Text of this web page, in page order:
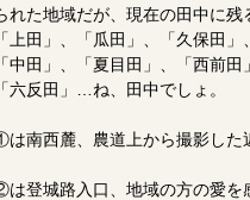
れた地域だが、現在の田中に
上田」、「瓜田」、「久保田
中田」、「夏目田」、「西前
六反田」…ね、田中でしょ。
南西麓、農道上から撮影した
登城路入口、地域の方の愛を